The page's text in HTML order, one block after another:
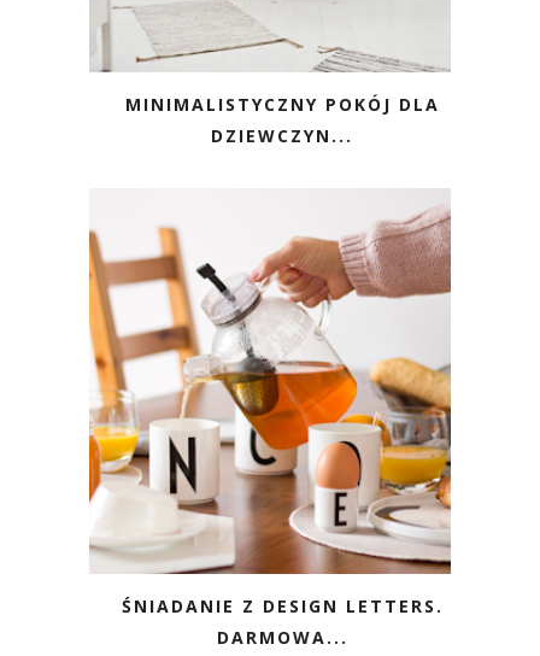
MINIMALISTYCZNY POKÓJ DLA
DZIEWCZYN...
ŚNIADANIE Z DESIGN LETTERS.
DARMOWA...